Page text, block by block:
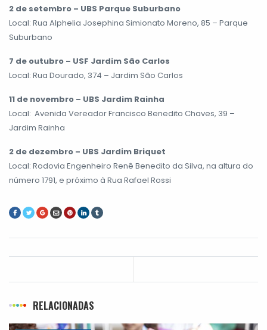
2 de setembro – UBS Parque Suburbano
Local: Rua Alphelia Josephina Simionato Moreno, 85 – Parque
Suburbano
7 de outubro – USF Jardim São Carlos
Local: Rua Dourado, 374 – Jardim São Carlos
11 de novembro – UBS Jardim Rainha
Local: Avenida Vereador Francisco Benedito Chaves, 39 –
Jardim Rainha
2 de dezembro – UBS Jardim Briquet
Local: Rodovia Engenheiro Renê Benedito da Silva, na altura do
número 1791, e próximo à Rua Rafael Rossi
RELACIONADAS